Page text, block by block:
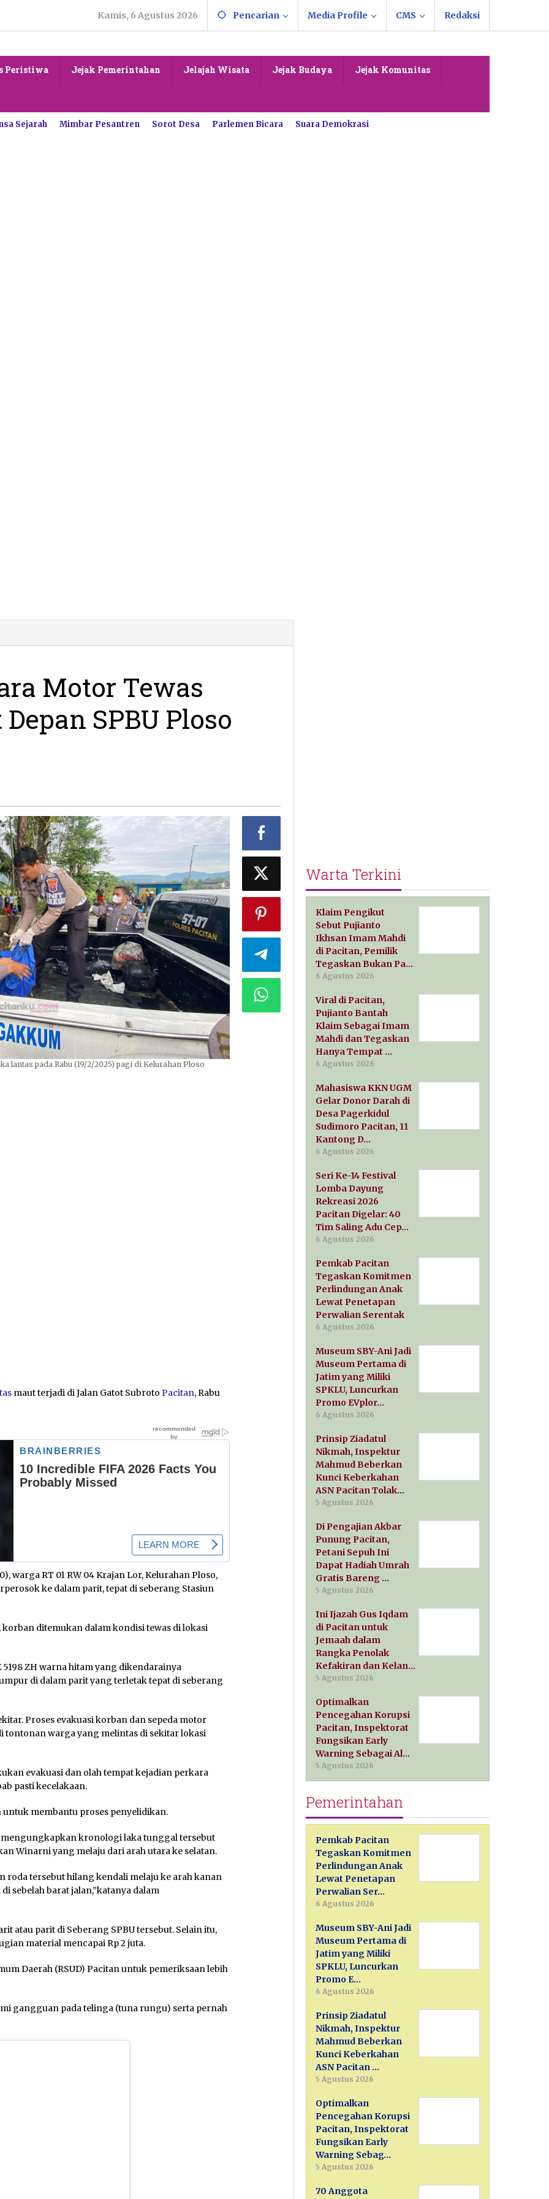
Kamis, 6 Agustus 2026 Pencarian Media Profile CMS Redaksi
Peristiwa Jejak Pemerintahan Jelajah Wisata Jejak Budaya Jejak Komunitas
Sejarah Mimbar Pesantren Sorot Desa Parlemen Bicara Suara Demokrasi
Motor Tewas
SPBU Ploso
lantas pada Rabu (19/2/2025) pagi di Kelurahan Ploso
maut terjadi di Jalan Gatot Subroto Pacitan, Rabu
warga RT 01 RW 04 Krajan Lor, Kelurahan Ploso,
ke dalam parit, tepat di seberang Stasiun
ditemukan dalam kondisi tewas di lokasi
5198 ZH warna hitam yang dikendarainya
di dalam parit yang terletak tepat di seberang
Proses evakuasi korban dan sepeda motor
tontonan warga yang melintas di sekitar lokasi
evakuasi dan olah tempat kejadian perkara
pasti kecelakaan.
membantu proses penyelidikan.
mengungkapkan kronologi laka tunggal tersebut
Winarni yang melaju dari arah utara ke selatan.
roda tersebut hilang kendali melaju ke arah kanan
sebelah barat jalan,”katanya dalam
atau parit di Seberang SPBU tersebut. Selain itu,
material mencapai Rp 2 juta.
Daerah (RSUD) Pacitan untuk pemeriksaan lebih
gangguan pada telinga (tuna rungu) serta pernah
Warta Terkini
Klaim Pengikut
Sebut Pujianto
Ikhsan Imam Mahdi
di Pacitan, Pemilik
Tegaskan Bukan Pa…
6 Agustus 2026
Viral di Pacitan,
Pujianto Bantah
Klaim Sebagai Imam
Mahdi dan Tegaskan
Hanya Tempat …
6 Agustus 2026
Mahasiswa KKN UGM
Gelar Donor Darah di
Desa Pagerkidul
Sudimoro Pacitan, 11
Kantong D…
6 Agustus 2026
Seri Ke-14 Festival
Lomba Dayung
Rekreasi 2026
Pacitan Digelar: 40
Tim Saling Adu Cep…
6 Agustus 2026
Pemkab Pacitan
Tegaskan Komitmen
Perlindungan Anak
Lewat Penetapan
Perwalian Serentak
6 Agustus 2026
Museum SBY-Ani Jadi
Museum Pertama di
Jatim yang Miliki
SPKLU, Luncurkan
Promo EVplor…
6 Agustus 2026
Prinsip Ziadatul
Nikmah, Inspektur
Mahmud Beberkan
Kunci Keberkahan
ASN Pacitan Tolak…
5 Agustus 2026
Di Pengajian Akbar
Punung Pacitan,
Petani Sepuh Ini
Dapat Hadiah Umrah
Gratis Bareng …
5 Agustus 2026
Ini Ijazah Gus Iqdam
di Pacitan untuk
Jemaah dalam
Rangka Penolak
Kefakiran dan Kelan…
5 Agustus 2026
Optimalkan
Pencegahan Korupsi
Pacitan, Inspektorat
Fungsikan Early
Warning Sebagai Al…
5 Agustus 2026
Pemerintahan
Pemkab Pacitan
Tegaskan Komitmen
Perlindungan Anak
Lewat Penetapan
Perwalian Ser…
6 Agustus 2026
Museum SBY-Ani Jadi
Museum Pertama di
Jatim yang Miliki
SPKLU, Luncurkan
Promo E…
6 Agustus 2026
Prinsip Ziadatul
Nikmah, Inspektur
Mahmud Beberkan
Kunci Keberkahan
ASN Pacitan …
5 Agustus 2026
Optimalkan
Pencegahan Korupsi
Pacitan, Inspektorat
Fungsikan Early
Warning Sebag…
5 Agustus 2026
70 Anggota